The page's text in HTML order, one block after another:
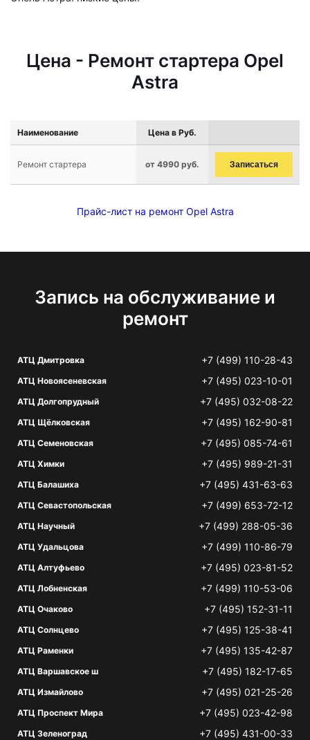
Цена - Ремонт стартера Opel
Astra
Наименование Цена в Руб.
Ремонт стартера от 4990 руб. Записаться
Прайс-лист на ремонт Opel Astra
Запись на обслуживание и
ремонт
АТЦ Дмитровка +7 (499) 110-28-43
АТЦ Новоясеневская +7 (495) 023-10-01
АТЦ Долгопрудный +7 (495) 032-08-22
АТЦ Щёлковская +7 (495) 162-90-81
АТЦ Семеновская +7 (495) 085-74-61
АТЦ Химки +7 (495) 989-21-31
АТЦ Балашиха +7 (495) 431-63-63
АТЦ Севастопольская +7 (499) 653-72-12
АТЦ Научный +7 (499) 288-05-36
АТЦ Удальцова +7 (499) 110-86-79
АТЦ Алтуфьево +7 (495) 023-81-52
АТЦ Лобненская +7 (499) 110-53-06
АТЦ Очаково +7 (495) 152-31-11
АТЦ Солнцево +7 (495) 125-38-41
АТЦ Раменки +7 (495) 135-42-87
АТЦ Варшавское ш +7 (495) 182-17-65
АТЦ Измайлово +7 (495) 021-25-26
АТЦ Проспект Мира +7 (495) 023-42-98
АТЦ Зеленоград +7 (495) 431-00-33